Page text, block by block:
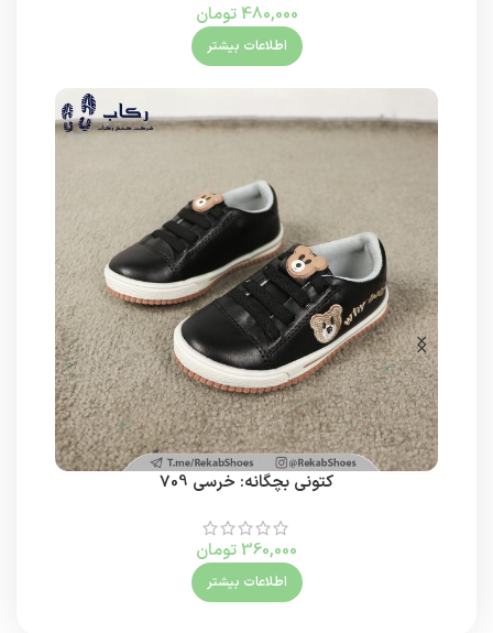
480,000 تومان
اطلاعات بیشتر
کتونی بچگانه: خرسی 709
360,000 تومان
اطلاعات بیشتر